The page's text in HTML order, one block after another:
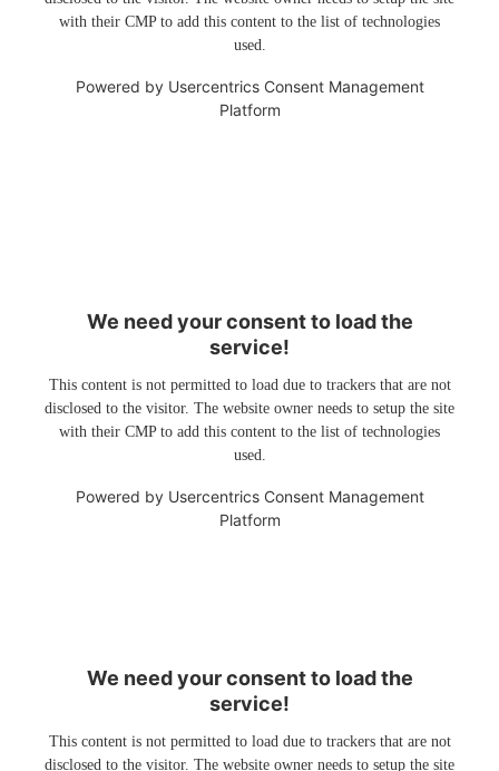
with their CMP to add this content to the list of technologies
used.
Powered by Usercentrics Consent Management
Platform
We need your consent to load the
service!
This content is not permitted to load due to trackers that are not
disclosed to the visitor. The website owner needs to setup the site
with their CMP to add this content to the list of technologies
used.
Powered by Usercentrics Consent Management
Platform
We need your consent to load the
service!
This content is not permitted to load due to trackers that are not
disclosed to the visitor. The website owner needs to setup the site